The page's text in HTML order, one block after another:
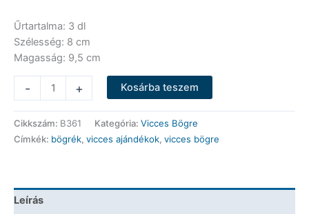
Űrtartalma: 3 dl
Szélesség: 8 cm
Magasság: 9,5 cm
-
Bögre
-
Fekete
Bárány
Vicces
+ Kosárba teszem
Cikkszám: B361 Kategória: Vicces Bögre
Címkék: bögrék, vicces ajándékok, vicces bögre
Leírás